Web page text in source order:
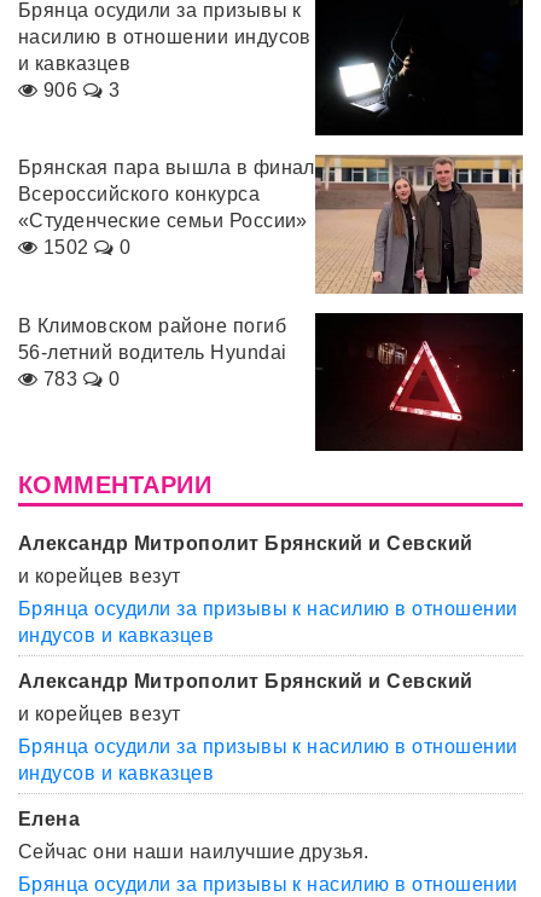
Брянца осудили за призывы к
насилию в отношении индусов
и кавказцев
906
3
Брянская пара вышла в финал
Всероссийского конкурса
«Студенческие семьи России»
1502
0
В Климовском районе погиб
56-летний водитель Hyundai
783
0
КОММЕНТАРИИ
Александр Митрополит Брянский и Севский
и корейцев везут
Брянца осудили за призывы к насилию в отношении
индусов и кавказцев
Александр Митрополит Брянский и Севский
и корейцев везут
Брянца осудили за призывы к насилию в отношении
индусов и кавказцев
Елена
Сейчас они наши наилучшие друзья.
Брянца осудили за призывы к насилию в отношении